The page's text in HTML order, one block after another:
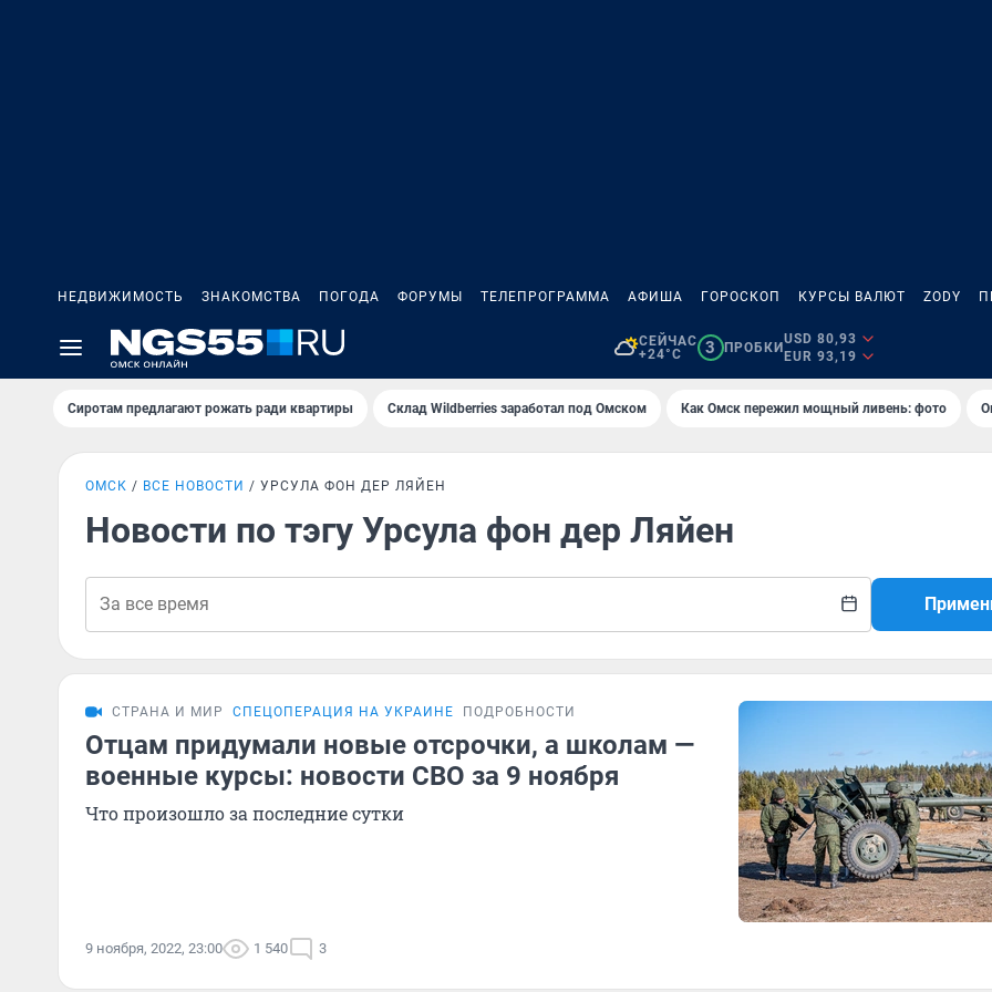
НЕДВИЖИМОСТЬ ЗНАКОМСТВА ПОГОДА ФОРУМЫ ТЕЛЕПРОГРАММА АФИША ГОРОСКОП КУРСЫ ВАЛЮТ ZODY
СЕЙЧАС
+24°C
3 ПРОБКИ
USD 80,93
EUR 93,19
Сиротам предлагают рожать ради квартиры Склад Wildberries заработал под Омском Как Омск пережил мощный ливень: фото
ОМСК ВСЕ НОВОСТИ УРСУЛА ФОН ДЕР ЛЯЙЕН
Новости по тэгу Урсула фон дер Ляйен
СТРАНА И МИР СПЕЦОПЕРАЦИЯ НА УКРАИНЕ ПОДРОБНОСТИ
Отцам придумали новые отсрочки, а школам —
военные курсы: новости СВО за 9 ноября
Что произошло за последние сутки
9 ноября, 2022, 23:00 1 540 3